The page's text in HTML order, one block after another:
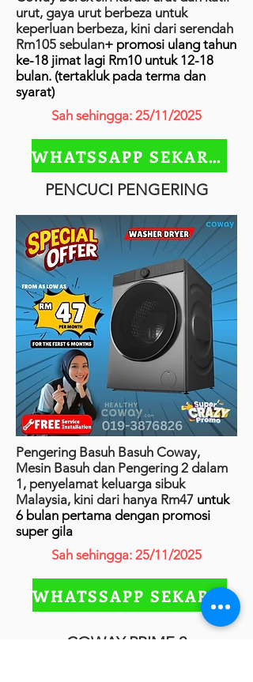
urut, gaya urut berbeza untuk
keperluan berbeza, kini dari serendah
Rm105 sebulan+ promosi ulang tahun
ke-18 jimat lagi Rm10 untuk 12-18
bulan. (tertakluk pada terma dan
syarat)
Sah sehingga: 25/11/2025
WHATSSAPP SEKARANG
PENCUCI PENGERING
Pengering Basuh Basuh Coway,
Mesin Basuh dan Pengering 2 dalam
1, penyelamat keluarga sibuk
Malaysia, kini dari hanya Rm47 untuk
6 bulan pertama dengan promosi
super gila
Sah sehingga: 25/11/2025
WHATSSAPP SEKARANG
COWAY PRIME 2